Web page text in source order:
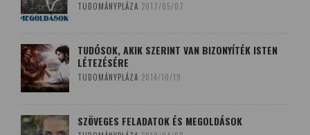
TUDOMÁNYPLÁZA 2017/05/07
TUDÓSOK, AKIK SZERINT VAN BIZONYÍTÉK ISTEN
LÉTEZÉSÉRE
TUDOMÁNYPLÁZA 2014/10/19
SZÖVEGES FELADATOK ÉS MEGOLDÁSOK